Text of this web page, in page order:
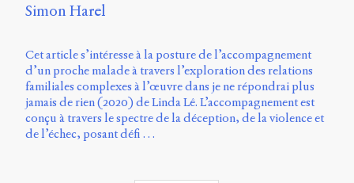
En
Mastodon
Université
de
Sherbrooke
Simon Harel
Cet article s’intéresse à la posture de l’accompagnement
d’un proche malade à travers l’exploration des relations
familiales complexes à l’œuvre dans je ne répondrai plus
jamais de rien (2020) de Linda Lê. L’accompagnement est
conçu à travers le spectre de la déception, de la violence et
de l’échec, posant défi …